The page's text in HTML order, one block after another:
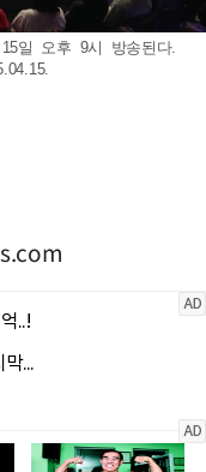
일 오후 9시 방송된다.